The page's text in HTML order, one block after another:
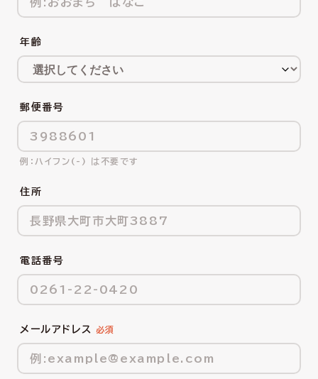
年齢
郵便番号
ハイフン(-) は不要です
住所
電話番号
メールアドレス